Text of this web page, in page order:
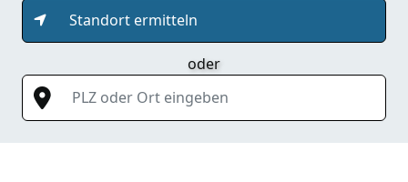
Standort ermitteln
oder
PLZ oder Ort eingeben